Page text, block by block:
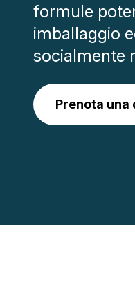
formule
imballaggio
socialmente
Prenota una